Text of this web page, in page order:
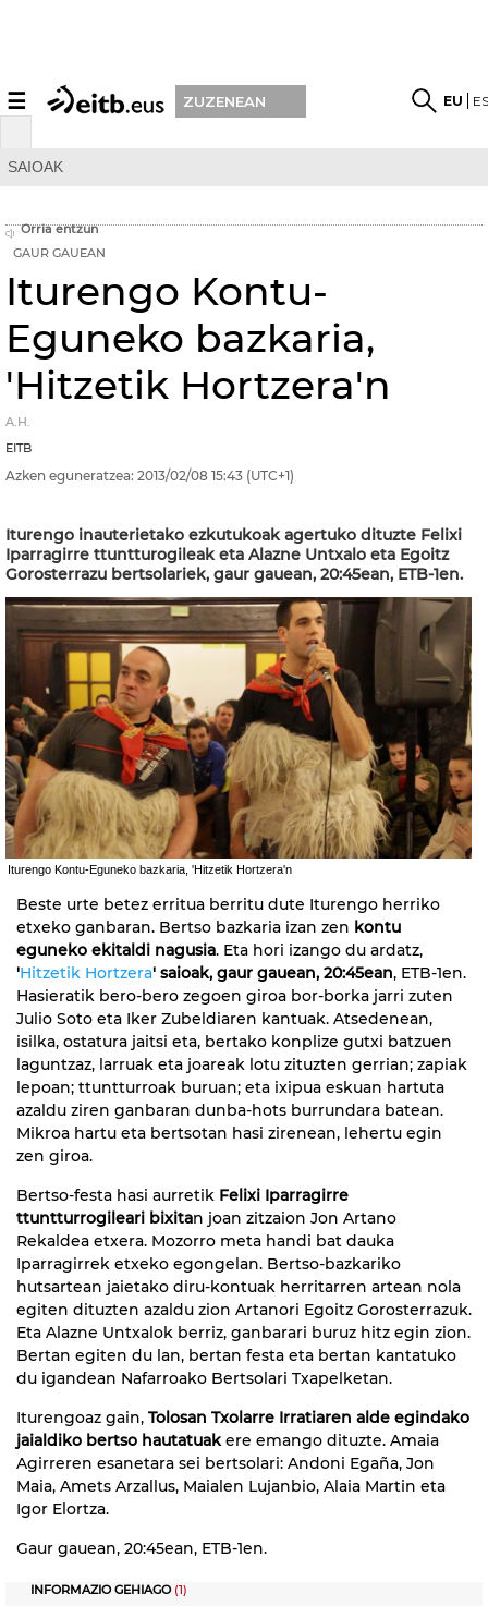
☰ ZUZENEAN EU
SAIOAK
Orria entzun
GAUR GAUEAN
Iturengo Kontu-
Eguneko bazkaria,
'Hitzetik Hortzera'n
A.H.
EITB
Azken eguneratzea: 2013/02/08 15:43 (UTC+1)
Iturengo inauterietako ezkutukoak agertuko dituzte Felixi
Iparragirre ttuntturogileak eta Alazne Untxalo eta Egoitz
Gorosterrazu bertsolariek, gaur gauean, 20:45ean, ETB-1en.
Iturengo Kontu-Eguneko bazkaria, 'Hitzetik Hortzera'n
Beste urte betez erritua berritu dute Iturengo herriko
etxeko ganbaran. Bertso bazkaria izan zen kontu
eguneko ekitaldi nagusia. Eta hori izango du ardatz,
'Hitzetik Hortzera' saioak, gaur gauean, 20:45ean, ETB-1en.
Hasieratik bero-bero zegoen giroa bor-borka jarri zuten
Julio Soto eta Iker Zubeldiaren kantuak. Atsedenean,
isilka, ostatura jaitsi eta, bertako konplize gutxi batzuen
laguntzaz, larruak eta joareak lotu zituzten gerrian; zapiak
lepoan; ttuntturroak buruan; eta ixipua eskuan hartuta
azaldu ziren ganbaran dunba-hots burrundara batean.
Mikroa hartu eta bertsotan hasi zirenean, lehertu egin
zen giroa.
Bertso-festa hasi aurretik Felixi Iparragirre
ttuntturrogileari bixitan joan zitzaion Jon Artano
Rekaldea etxera. Mozorro meta handi bat dauka
Iparragirrek etxeko egongelan. Bertso-bazkariko
hutsartean jaietako diru-kontuak herritarren artean nola
egiten dituzten azaldu zion Artanori Egoitz Gorosterrazuk.
Eta Alazne Untxalok berriz, ganbarari buruz hitz egin zion.
Bertan egiten du lan, bertan festa eta bertan kantatuko
du igandean Nafarroako Bertsolari Txapelketan.
Iturengoaz gain, Tolosan Txolarre Irratiaren alde egindako
jaialdiko bertso hautatuakere emango dituzte. Amaia
Agirreren esanetara sei bertsolari: Andoni Egaña, Jon
Maia, Amets Arzallus, Maialen Lujanbio, Alaia Martin eta
Igor Elortza.
Gaur gauean, 20:45ean, ETB-1en.
INFORMAZIO GEHIAGO(1)